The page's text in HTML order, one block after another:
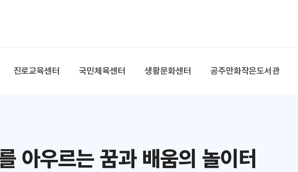
진로교육센터 국민체육센터 생활문화센터 공주만화작은도서관
아우르는 꿈과 배움의 놀이터